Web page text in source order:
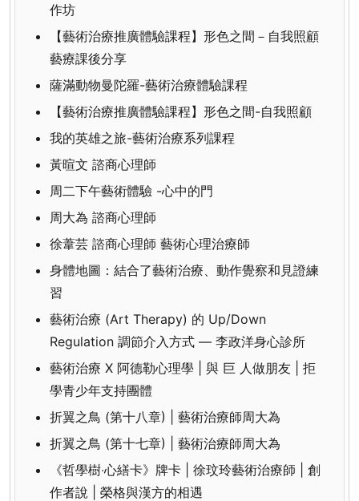
作坊
【藝術治療推廣體驗課程】形色之間－自我照顧
藝療課後分享
薩滿動物曼陀羅-藝術治療體驗課程
【藝術治療推廣體驗課程】形色之間-自我照顧
我的英雄之旅-藝術治療系列課程
黃暄文 諮商心理師
周二下午藝術體驗 -心中的門
周大為 諮商心理師
徐葦芸 諮商心理師 藝術心理治療師
身體地圖：結合了藝術治療、動作覺察和見證練
習
藝術治療 (Art Therapy) 的 Up/Down
Regulation 調節介入方式 — 李政洋身心診所
藝術治療 X 阿德勒心理學 | 與 巨 人做朋友 | 拒
學青少年支持團體
折翼之鳥 (第十八章) | 藝術治療師周大為
折翼之鳥 (第十七章) | 藝術治療師周大為
《哲學樹‧心繕卡》牌卡 | 徐玟玲藝術治療師 | 創
作者說 | 榮格與漢方的相遇